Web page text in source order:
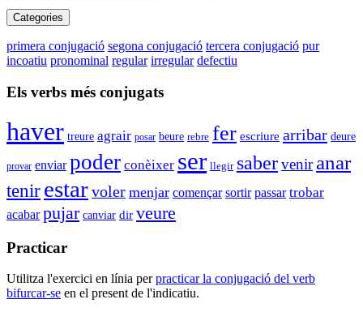
Categories
primera conjugació segona conjugació tercera conjugació pur
incoatiu pronominal regular irregular defectiu
Els verbs més conjugats
haver treure agrair posar beure rebre fer escriure arribar deure
provar enviar poder conèixer ser llegir sabervenir anar
tenirestarvoler menjar començar sortir passar trobar
acabar pujar canviar dir veure
Practicar
Utilitza l'exercici en línia perpracticar la conjugació del verb
bifurcar-se en el present de l'indicatiu.